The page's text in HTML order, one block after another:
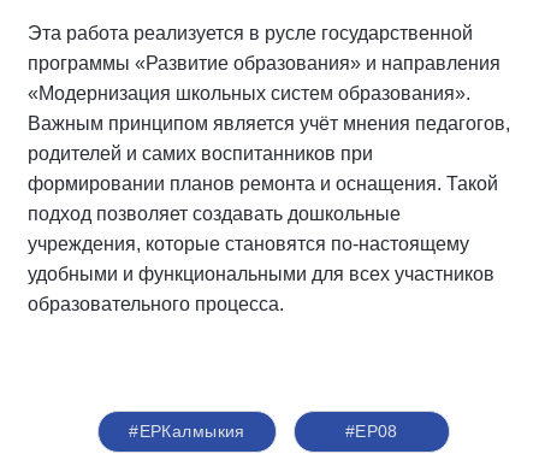
Эта работа реализуется в русле государственной
программы «Развитие образования» и направления
«Модернизация школьных систем образования».
Важным принципом является учёт мнения педагогов,
родителей и самих воспитанников при
формировании планов ремонта и оснащения. Такой
подход позволяет создавать дошкольные
учреждения, которые становятся по-настоящему
удобными и функциональными для всех участников
образовательного процесса.
#ЕРКалмыкия #ЕР08